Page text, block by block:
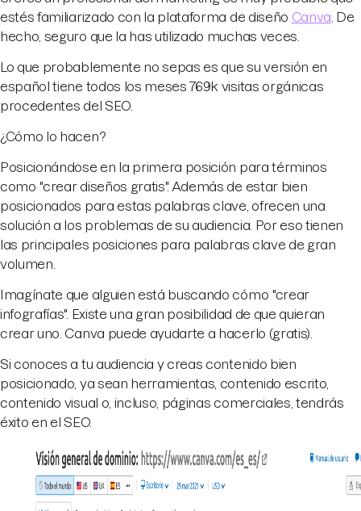
estés familiarizado con la plataforma de diseño Canva . De
hecho, seguro que la has utilizado muchas veces.
Lo que probablemente no sepas es que su versión en
español tiene todos los meses 769k visitas orgánicas
procedentes del SEO.
¿Cómo lo hacen?
Posicionándose en la primera posición para términos
como "crear diseños gratis". Además de estar bien
posicionados para estas palabras clave, ofrecen una
solución a los problemas de su audiencia. Por eso tienen
las principales posiciones para palabras clave de gran
volumen.
Imagínate que alguien está buscando cómo "crear
infografías". Existe una gran posibilidad de que quieran
crear uno. Canva puede ayudarte a hacerlo (gratis).
Si conoces a tu audiencia y creas contenido bien
posicionado, ya sean herramientas, contenido escrito,
contenido visual o, incluso, páginas comerciales, tendrás
éxito en el SEO.